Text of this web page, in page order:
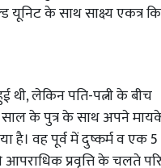
यूनिट के साथ साक्ष्य एकत्र
थी, लेकिन पति-पत्नी के बीच
साल के पुत्र के साथ अपने
है। वह पूर्व में दुष्कर्म व एक 5
प्रवृत्ति के चलते